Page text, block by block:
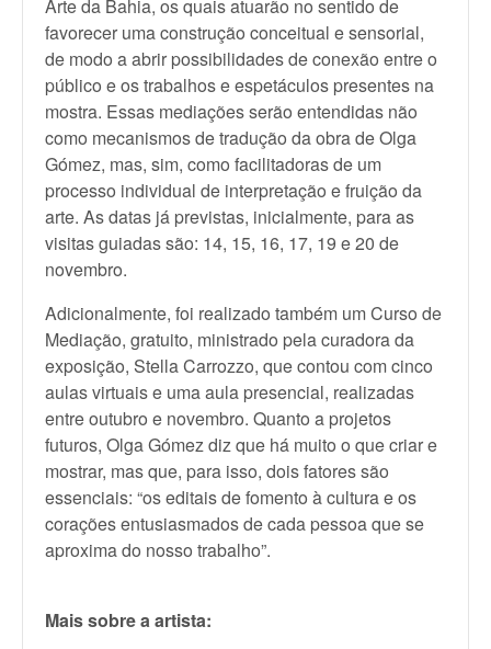
Arte da Bahia, os quais atuarão no sentido de
favorecer uma construção conceitual e sensorial,
de modo a abrir possibilidades de conexão entre o
público e os trabalhos e espetáculos presentes na
mostra. Essas mediações serão entendidas não
como mecanismos de tradução da obra de Olga
Gómez, mas, sim, como facilitadoras de um
processo individual de interpretação e fruição da
arte. As datas já previstas, inicialmente, para as
visitas guiadas são: 14, 15, 16, 17, 19 e 20 de
novembro.
Adicionalmente, foi realizado também um Curso de
Mediação, gratuito, ministrado pela curadora da
exposição, Stella Carrozzo, que contou com cinco
aulas virtuais e uma aula presencial, realizadas
entre outubro e novembro. Quanto a projetos
futuros, Olga Gómez diz que há muito o que criar e
mostrar, mas que, para isso, dois fatores são
essenciais: “os editais de fomento à cultura e os
corações entusiasmados de cada pessoa que se
aproxima do nosso trabalho”.
Mais sobre a artista: